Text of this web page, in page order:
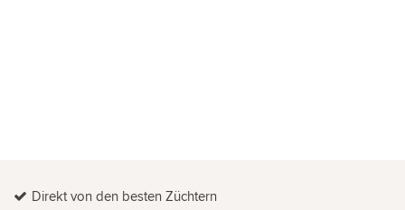
Direkt von den besten Züchtern